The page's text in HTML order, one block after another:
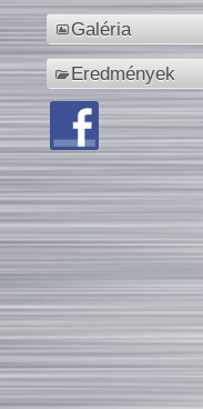
Galéria
Eredmények